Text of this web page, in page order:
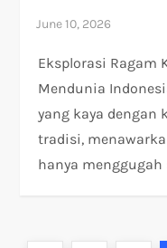
Eksplorasi Ragam
Mendunia
yang kaya dengan
tradisi,
hanya